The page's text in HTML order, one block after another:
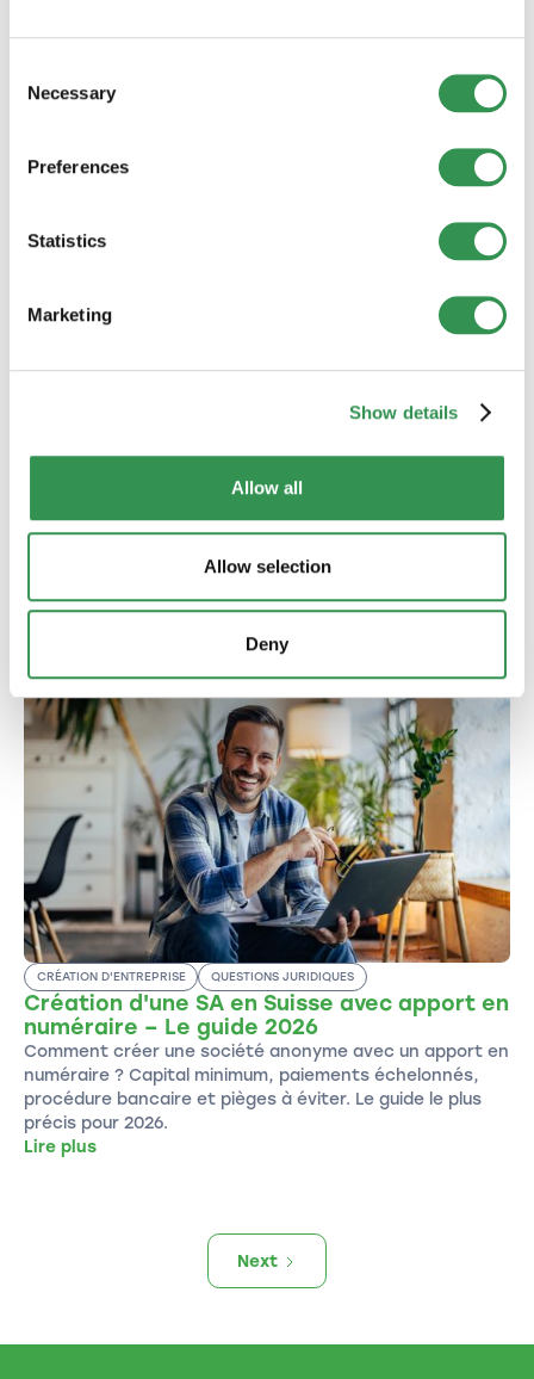
Selection
Necessary
Preferences
Statistics
Marketing
Show details
Allow all
Allow selection
Deny
QUESTIONS JURIDIQUES
apport en numéraire
Création d'entreprise avec apport en numéraire :
erreurs et différences entre une Sàrl et une SA.
CRÉATION D'ENTREPRISE QUESTIONS JURIDIQUES
Création d'une SA en Suisse avec apport en
numéraire – Le guide 2026
Comment créer une société anonyme avec un apport en
numéraire ? Capital minimum, paiements échelonnés,
procédure bancaire et pièges à éviter. Le guide le plus
précis pour 2026.
Lire plus
Next